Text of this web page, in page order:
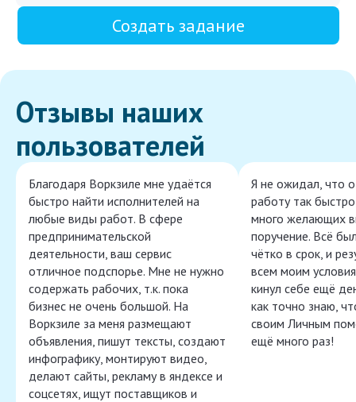
Создать задание
Отзывы наших
пользователей
Благодаря Воркзиле мне удаётся
быстро найти исполнителей на
любые виды работ. В сфере
предпринимательской
деятельности, ваш сервис
отличное подспорье. Мне не нужно
содержать рабочих, т.к. пока
бизнес не очень большой. На
Воркзиле за меня размещают
объявления, пишут тексты, создают
инфографику, монтируют видео,
делают сайты, рекламу в яндексе и
соцсетях, ищут поставщиков и
Я не ожидал, что
работу так
много желающих
поручение. Всё
чётко в срок, и
всем моим
кинул себе ещё
как точно знаю,
своим Личным
ещё много раз!